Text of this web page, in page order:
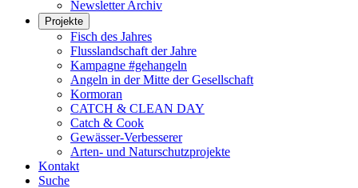
Newsletter Archiv
Projekte
Fisch des Jahres
Flusslandschaft der Jahre
Kampagne #gehangeln
Angeln in der Mitte der Gesellschaft
Kormoran
CATCH & CLEAN DAY
Catch & Cook
Gewässer-Verbesserer
Arten- und Naturschutzprojekte
Kontakt
Suche